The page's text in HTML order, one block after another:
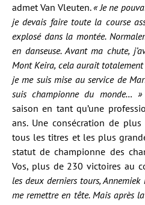
admet Van Vleuten.« Je ne
je devais faire toute la course
explosé dans la montée.
en danseuse. Avant ma chute,
Mont Keira, cela aurait
je me suis mise au service de
suis championne du monde… »
saison en tant qu’une
ans. Une consécration de
tous les titres et les plus
statut de championne des
Vos, plus de 230 victoires au
les deux derniers tours,
me remettre en tête. Mais après